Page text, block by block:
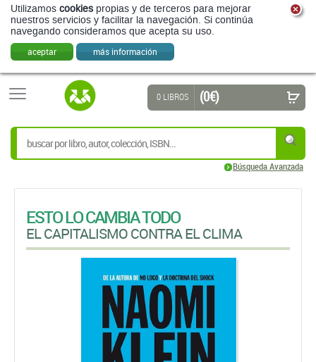
Utilizamos cookies propias y de terceros para mejorar
nuestros servicios y facilitar la navegación. Si continúa
navegando consideramos que acepta su uso.
aceptar más información
Búsqueda Avanzada
0 LIBROS (0 €)
ESTO LO CAMBIA TODO
EL CAPITALISMO CONTRA EL CLIMA